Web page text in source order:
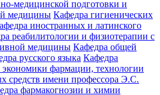
медицинской подготовки и
медицины Кафедра гигиенических
иностранных и латинского
реабилитологии и физиотерапии с
медицины Кафедра общей
русского языка Кафедра
экономики фармации, технологии
средств имени профессора Э.С.
фармакогнозии и химии